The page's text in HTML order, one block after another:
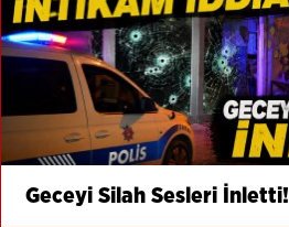
Geceyi Silah Sesleri İnletti!